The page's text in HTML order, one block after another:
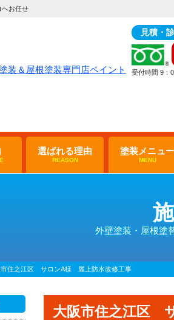
へお任せ
見積・
受付時間 9：
選ばれる理由
REASON
塗装メニュー
MENU
外壁塗装・屋根塗
市住之江区 サロンA様 屋上防水改修工事
大阪市住之江区